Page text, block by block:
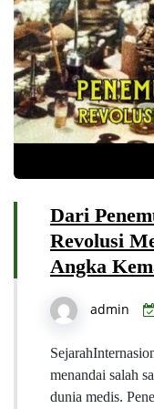
Dari
Revolusi
Angka
admin
menandai salah
dunia medis.